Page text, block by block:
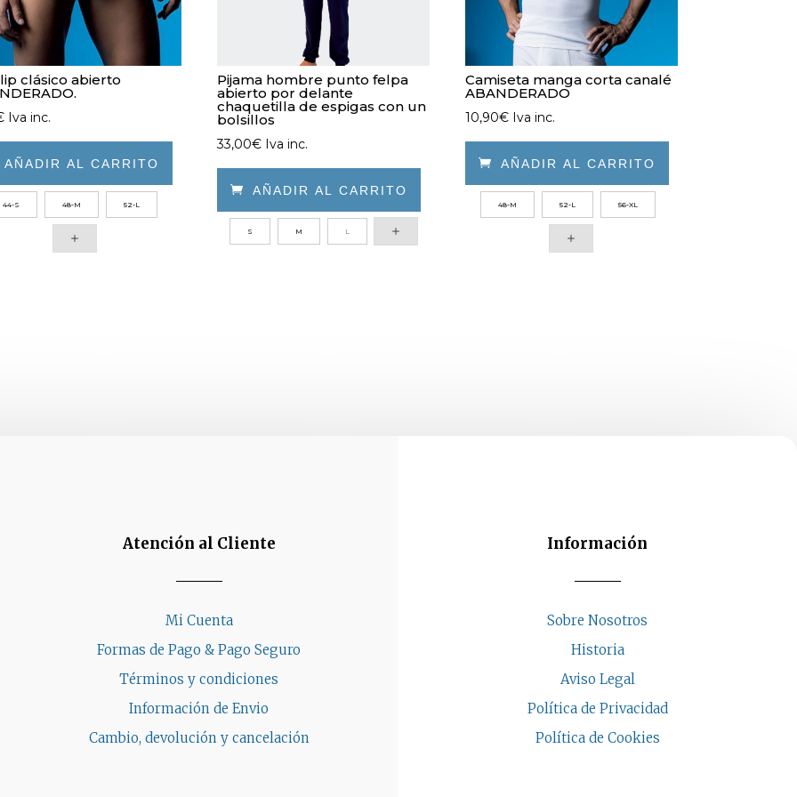
clásico abierto
Iva inc.
AÑADIR AL CARRITO
44-S 48-M 52-L
Pijama hombre punto felpa
abierto por delante
chaquetilla de espigas con un
bolsillos
33,00€ Iva inc.
 AÑADIR AL CARRITO
Este
producto
producto
S M L
Camiseta manga corta canalé
ABANDERADO
10,90€ Iva inc.
 AÑADIR AL CARRITO
Este
producto
48-M 52-L 56-XL
Atención al Cliente
Mi Cuenta
Formas de Pago & Pago Seguro
Términos y condiciones
Información de Envio
Cambio, devolución y cancelación
Información
Sobre Nosotros
Historia
Aviso Legal
Política de Privacidad
Política de Cookies